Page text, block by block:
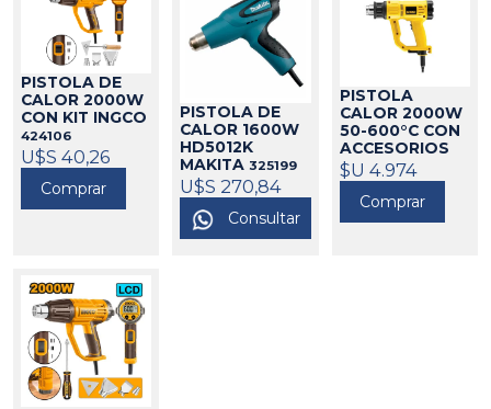
PISTOLA DE
CALOR 2000W
CON KIT INGCO
424106
U$S 40,26
Comprar
PISTOLA DE
CALOR 1600W
HD5012K
MAKITA325199
U$S 270,84
Consultar
PISTOLA
CALOR 2000W
50-600°C CON
ACCESORIOS
DEWALT
$U 4.974
Comprar